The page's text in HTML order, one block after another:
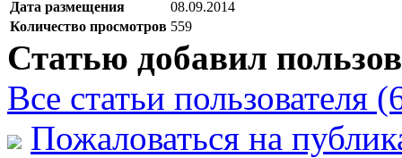
Дата размещения
08.09.2014
Количество просмотров 559
Статью добавил
Все статьи пользователя
Пожаловаться на